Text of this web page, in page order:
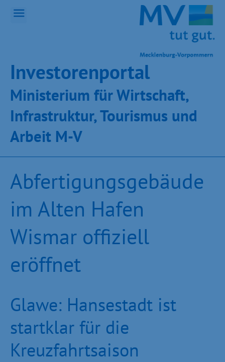
Inves­toren­por­tal
Ministeri­um für Wirt­schaft,
Infra­struk­tur, Tou­ris­mus und
Ar­beit M-V
Abfertigungsgebäude
im Alten Hafen
Wismar offiziell
eröffnet
Glawe: Hansestadt ist
startklar für die
Kreuzfahrtsaison